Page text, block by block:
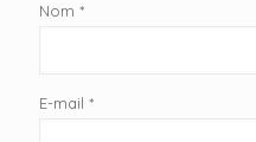
Nom *
E-mail *